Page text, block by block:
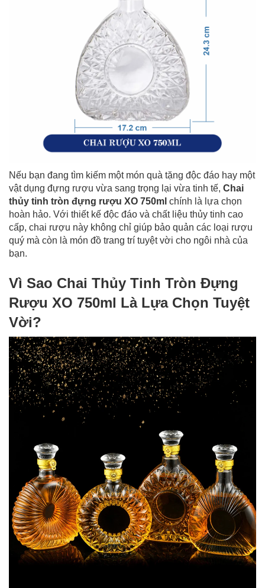
Nếu bạn đang tìm kiếm một món quà tặng độc đáo hay một
vật dụng đựng rượu vừa sang trọng lại vừa tinh tế, Chai
thủy tinh tròn đựng rượu XO 750ml chính là lựa chọn
hoàn hảo. Với thiết kế độc đáo và chất liệu thủy tinh cao
cấp, chai rượu này không chỉ giúp bảo quản các loại rượu
quý mà còn là món đồ trang trí tuyệt vời cho ngôi nhà của
bạn.
Vì Sao Chai Thủy Tinh Tròn Đựng
Rượu XO 750ml Là Lựa Chọn Tuyệt
Vời?